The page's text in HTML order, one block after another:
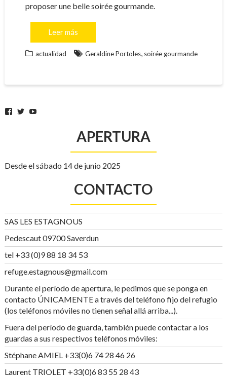
proposer une belle soirée gourmande.
Leer más
actualidad Geraldine Portoles, soirée gourmande
Facebook
TwitterYouTube
APERTURA
Desde el sábado 14 de junio 2025
CONTACTO
SAS LES ESTAGNOUS
Pedescaut 09700 Saverdun
tel +33 (0)9 88 18 34 53
refuge.estagnous@gmail.com
Durante el período de apertura, le pedimos que se ponga en
contacto ÚNICAMENTE a través del teléfono fijo del refugio
(los teléfonos móviles no tienen señal allá arriba...).
Fuera del período de guarda, también puede contactar a los
guardas a sus respectivos teléfonos móviles:
Stéphane AMIEL +33(0)6 74 28 46 26
Laurent TRIOLET +33(0)6 83 55 28 43